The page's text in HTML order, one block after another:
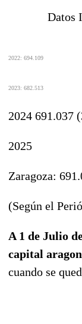
Datos
2022: 694.109
2023: 682.513
2024 691.037
2025
Zaragoza:
(Según el
A 1 de Julio
capital
cuando se